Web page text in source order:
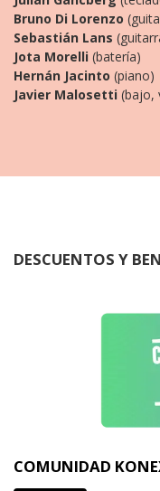
Bruno Di Lorenzo
Sebastián Lans
Jota Morelli (batería)
Hernán Jacinto (piano)
Javier Malosetti (bajo,
DESCUENTOS Y
COMUNIDAD